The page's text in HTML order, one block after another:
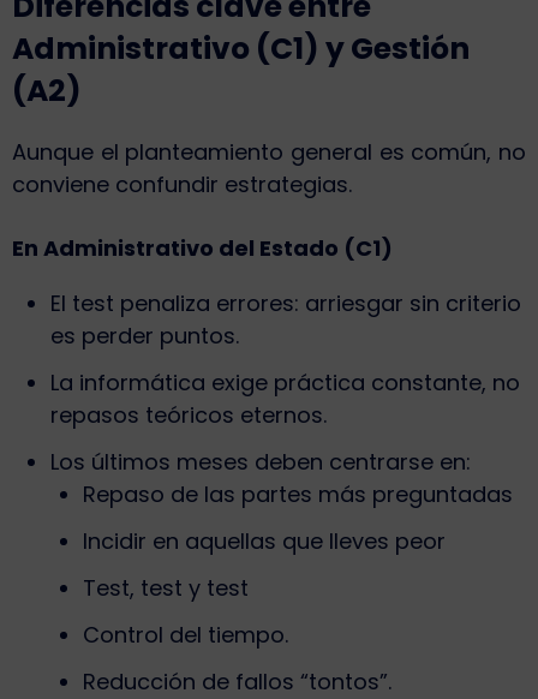
Administrativo (C1) y Gestión
(A2)
Aunque el planteamiento general es común, no
conviene confundir estrategias.
En Administrativo del Estado (C1)
El test penaliza errores: arriesgar sin criterio
es perder puntos.
La informática exige práctica constante, no
repasos teóricos eternos.
Los últimos meses deben centrarse en:
Repaso de las partes más preguntadas
Incidir en aquellas que lleves peor
Test, test y test
Control del tiempo.
Reducción de fallos “tontos”.